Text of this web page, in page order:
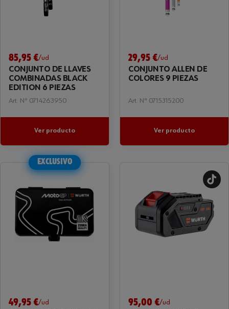
85,95 €/ud
CONJUNTO DE LLAVES
COMBINADAS BLACK
EDITION 6 PIEZAS
Art. Nº 0714263950
Ver producto
29,95 €/ud
CONJUNTO ALLEN DE
COLORES 9 PIEZAS
Art. Nº 0715315200
Ver producto
EXCLUSIVO
49,95 €/ud 95,00 €/ud